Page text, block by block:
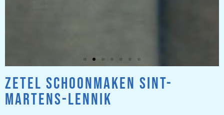
ZETEL
REINIGEN
ZETEL SCHOONMAKEN SINT-
MARTENS-LENNIK